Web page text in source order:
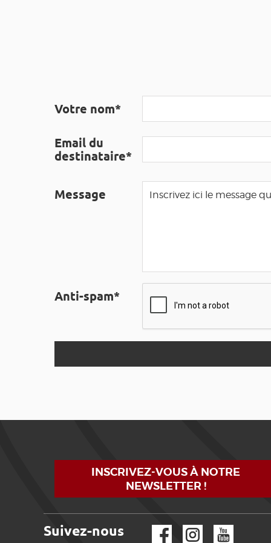
Votre nom*
Email du
destinataire*
Message
Anti-spam*
INSCRIVEZ-VOUS À NOTRE
NEWSLETTER !
Suivez-nous